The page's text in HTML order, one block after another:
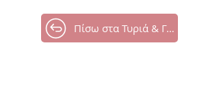
Πίσω στα Τυριά & Γαλακτοκομικά